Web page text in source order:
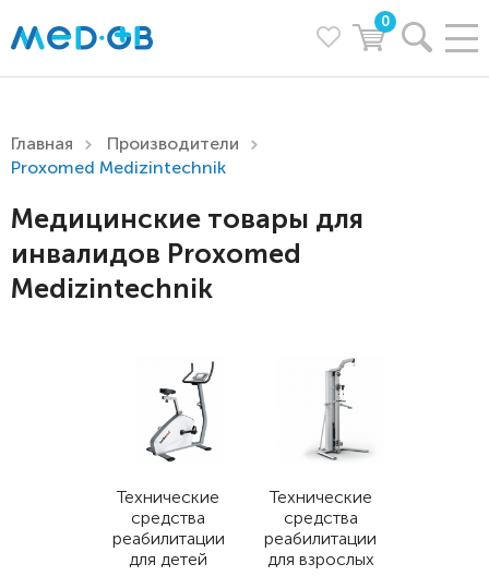
0
Главная
Производители
Proxomed Medizintechnik
Медицинские товары для
инвалидов Proxomed
Medizintechnik
Технические
средства
реабилитации
для детей
Технические
средства
реабилитации
для взрослых